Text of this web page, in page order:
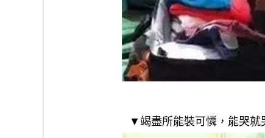
▼竭盡所能裝可憐，能哭就